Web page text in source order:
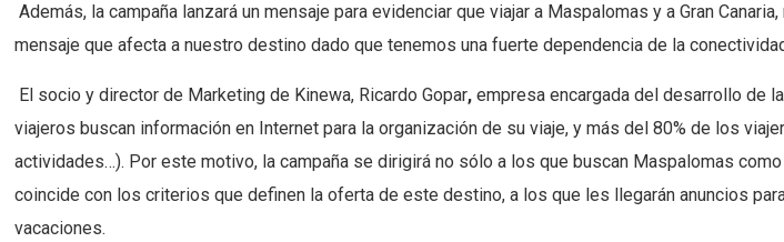
Además, la campaña lanzará un mensaje para evidenciar que viajar a Maspalomas y a Gran
mensaje que afecta a nuestro destino dado que tenemos una fuerte dependencia de la
El socio y director de Marketing de Kinewa, Ricardo Gopar,empresa encargada del desarrollo de
viajeros buscan información en Internet para la organización de su viaje, y más del 80% de los
actividades…). Por este motivo, la campaña se dirigirá no sólo a los que buscan Maspalomas
coincide con los criterios que definen la oferta de este destino, a los que les llegarán anuncios
vacaciones.